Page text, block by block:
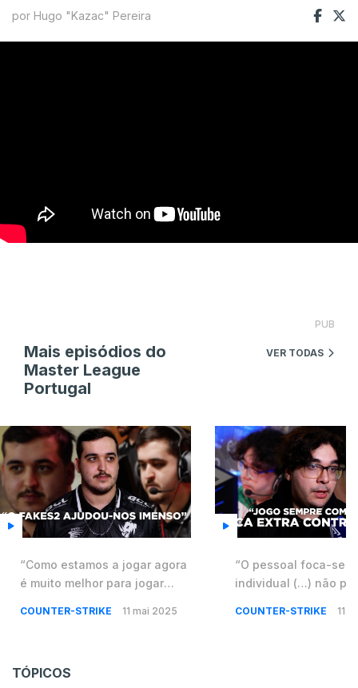
por Hugo "Kazac" Pereira
PUB
Mais episódios do
Master League
Portugal
VER TODAS
“Como estamos a jogar agora
é muito melhor para jogar
COUNTER-STRIKE 11 mai 2025
“O pessoal foca-se
individual (…) não
COUNTER-STRIKE 11
TÓPICOS